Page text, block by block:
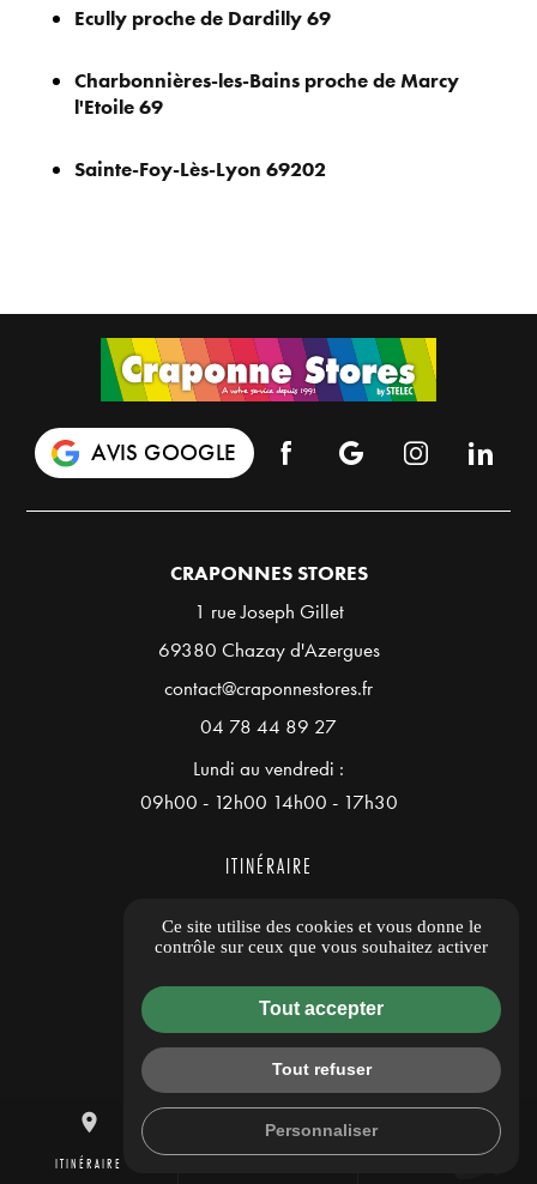
Ecully proche de Dardilly 69
Charbonnières-les-Bains proche de Marcy
l'Etoile 69
Sainte-Foy-Lès-Lyon 69202
place
ITINÉRAIRE
mail
AVIS GOOGLE
CRAPONNES STORES
1 rue Joseph Gillet
69380 Chazay d'Azergues
contact@craponnestores.fr
04 78 44 89 27
Lundi au vendredi :
09h00 - 12h00 14h00 - 17h30
ITINÉRAIRE
Guide local
Mentions légales
Politique de confidentialité
Flux RSS
Gestion des cookies
Ce site utilise des cookies et vous donne le
contrôle sur ceux que vous souhaitez activer
Tout accepter
Tout refuser
Personnaliser